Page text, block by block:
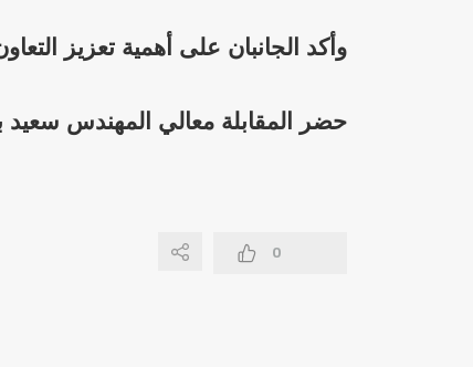
وأكد الجانبان على أهمية تعزيز
حضر المقابلة معالي المهندس سعيد
0